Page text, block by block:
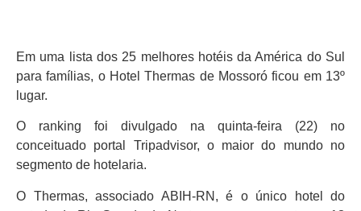
Em uma lista dos 25 melhores hotéis da América do Sul
para famílias, o Hotel Thermas de Mossoró ficou em 13º
lugar.
O ranking foi divulgado na quinta-feira (22) no
conceituado portal Tripadvisor, o maior do mundo no
segmento de hotelaria.
O Thermas, associado ABIH-RN, é o único hotel do